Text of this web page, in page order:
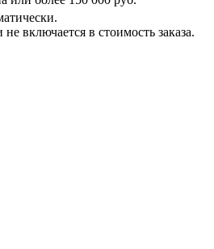
включается в стоимость заказа.